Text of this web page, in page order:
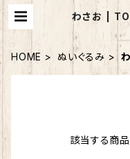
わさお |
HOME ぬいぐるみ
該当する商品